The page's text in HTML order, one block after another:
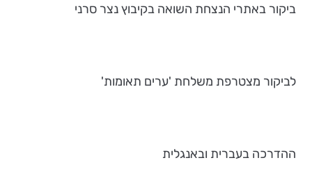
ביקור באתרי הנצחת השואה בקיבוץ נצר סרני
לביקור מצטרפת משלחת 'ערים תאומות'
ההדרכה בעברית ובאנגלית